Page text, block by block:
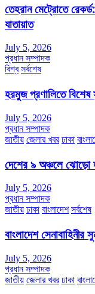
তেহরান মেট্রোতে
যাতায়াত
July 5, 2026
প্রধান সম্পাদক
বিশ্ব সর্বশেষ
হরমুজ প্রণালিতে বিশেষ
July 5, 2026
প্রধান সম্পাদক
জাতীয় জেলার খবর ঢাকা
দেশের ৯ অঞ্চলে ঝোড়ো
July 5, 2026
প্রধান সম্পাদক
জাতীয় ঢাকা বাংলাদেশ সর্বশেষ
বাংলাদেশ সেনাবাহিনীর
July 5, 2026
প্রধান সম্পাদক
জাতীয় জেলার খবর ঢাকা